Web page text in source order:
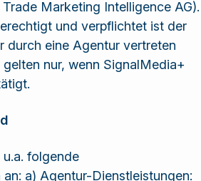
Lösungen und
Dienstleistungen
an.
Marketing Intelligence AG).
und verpflichtet ist der
durch eine Agentur vertreten
nur, wenn SignalMedia+
folgende
a) Agentur-Dienstleistungen: